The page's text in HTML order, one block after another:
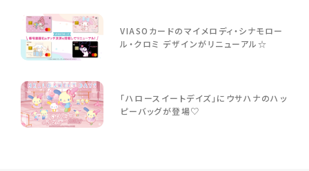
VIASOカードのマイメロディ・シナモロー
ル・クロミ デザインがリニューアル☆
「ハロースイートデイズ」にウサハナのハッ
ピーバッグが登場♡